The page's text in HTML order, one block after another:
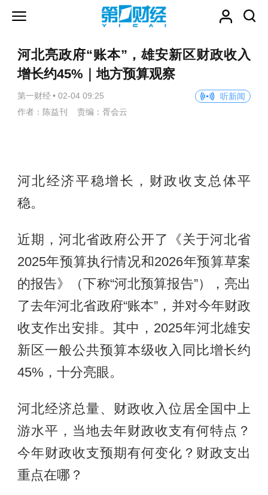
河北亮政府“账本”，雄安新区财政收入
增长约45%｜地方预算观察
第一财经 • 02-04 09:25
听新闻
作者：陈益刊 责编：胥会云
河北经济平稳增长，财政收支总体平
稳。
近期，河北省政府公开了《关于河北省
2025年预算执行情况和2026年预算草案
的报告》（下称“河北预算报告”），亮出
了去年河北省政府“账本”，并对今年财政
收支作出安排。其中，2025年河北雄安
新区一般公共预算本级收入同比增长约
45%，十分亮眼。
河北经济总量、财政收入位居全国中上
游水平，当地去年财政收支有何特点？
今年财政收支预期有何变化？财政支出
重点在哪？